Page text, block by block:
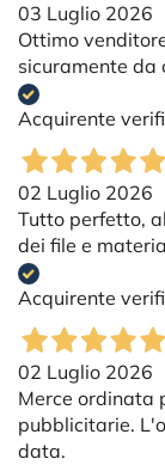
03 Luglio 2026
Ottimo
sicuramente da
Acquirente
02 Luglio 2026
Tutto perfetto,
dei file e
Acquirente
02 Luglio 2026
Merce ordinata
pubblicitarie.
data.